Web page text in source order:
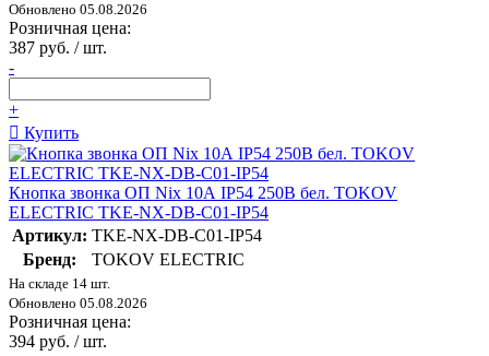
Обновлено 05.08.2026
Розничная цена:
387 руб. / шт.
-
+
Купить
Кнопка звонка ОП Nix 10А IP54 250В бел. TOKOV
ELECTRIC TKE-NX-DB-C01-IP54
Артикул: TKE-NX-DB-C01-IP54
Бренд:
TOKOV ELECTRIC
На складе 14 шт.
Обновлено 05.08.2026
Розничная цена:
394 руб. / шт.